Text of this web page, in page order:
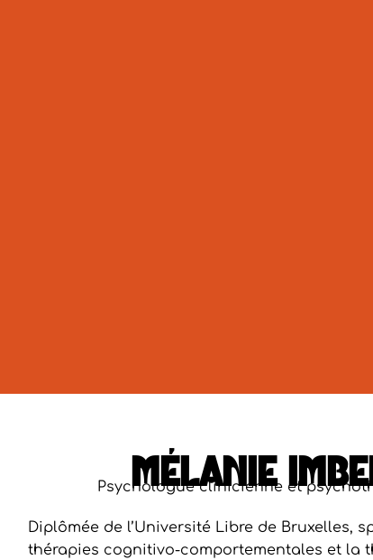
MÉLANIE
Psychologue clinicienne et
Diplômée de l’Université Libre de Bruxelles,
thérapies cognitivo-comportementales et la